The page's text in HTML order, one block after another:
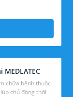
chữa bệnh thuộc
chủ động thời